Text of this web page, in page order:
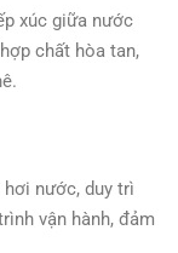
xúc giữa nước
chất hòa tan,
nước, duy trì
vận hành, đảm